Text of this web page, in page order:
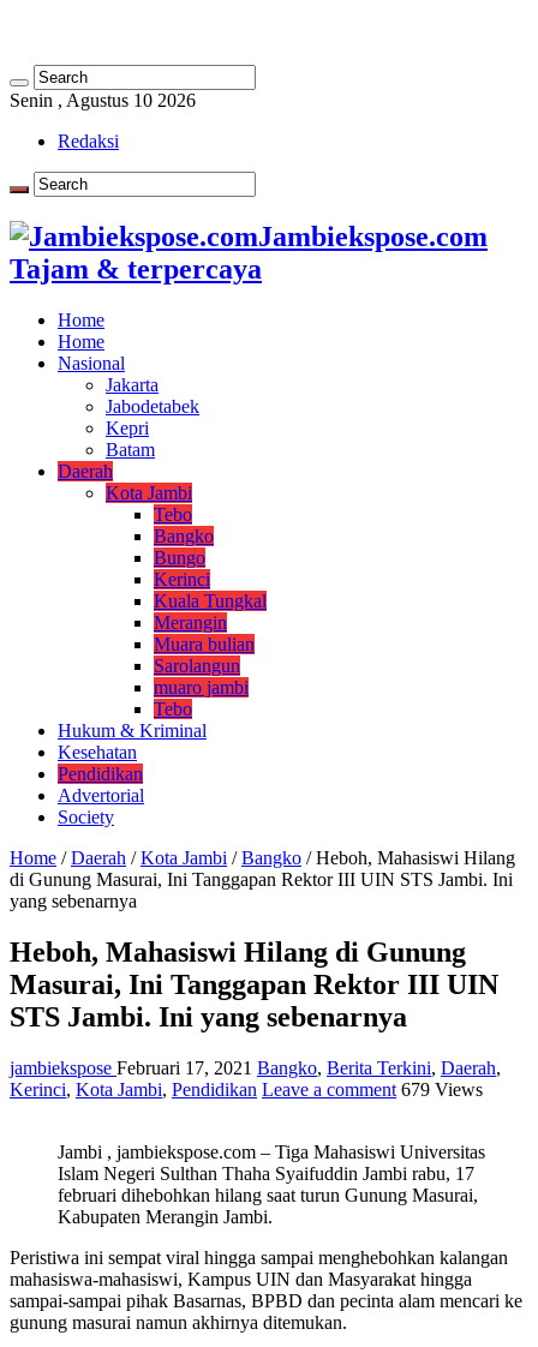
Senin , Agustus 10 2026
Redaksi
Jambiekspose.com
Tajam & terpercaya
Home
Home
Nasional
Jakarta
Jabodetabek
Kepri
Batam
Daerah
Kota Jambi
Tebo
Bangko
Bungo
Kerinci
Kuala Tungkal
Merangin
Muara bulian
Sarolangun
muaro jambi
Tebo
Hukum & Kriminal
Kesehatan
Pendidikan
Advertorial
Society
Home / Daerah / Kota Jambi / Bangko / Heboh, Mahasiswi Hilang
di Gunung Masurai, Ini Tanggapan Rektor III UIN STS Jambi. Ini
yang sebenarnya
Heboh, Mahasiswi Hilang di Gunung
Masurai, Ini Tanggapan Rektor III UIN
STS Jambi. Ini yang sebenarnya
jambiekspose Februari 17, 2021 Bangko, Berita Terkini, Daerah,
Kerinci, Kota Jambi, Pendidikan Leave a comment 679 Views
Jambi , jambiekspose.com – Tiga Mahasiswi Universitas
Islam Negeri Sulthan Thaha Syaifuddin Jambi rabu, 17
februari dihebohkan hilang saat turun Gunung Masurai,
Kabupaten Merangin Jambi.
Peristiwa ini sempat viral hingga sampai menghebohkan kalangan
mahasiswa-mahasiswi, Kampus UIN dan Masyarakat hingga
sampai-sampai pihak Basarnas, BPBD dan pecinta alam mencari ke
gunung masurai namun akhirnya ditemukan.